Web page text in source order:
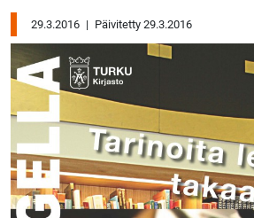
29.3.2016 | Päivitetty 29.3.2016